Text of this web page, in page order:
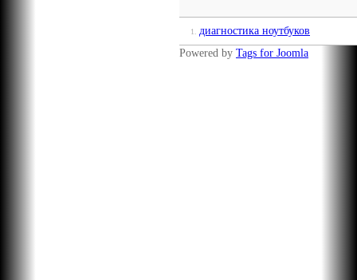
1. диагностика ноутбуков
Powered by Tags for Joomla